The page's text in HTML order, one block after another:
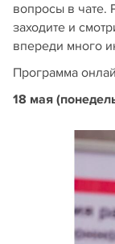
вопросы в чате.
заходите и
впереди много
Программа
18 мая